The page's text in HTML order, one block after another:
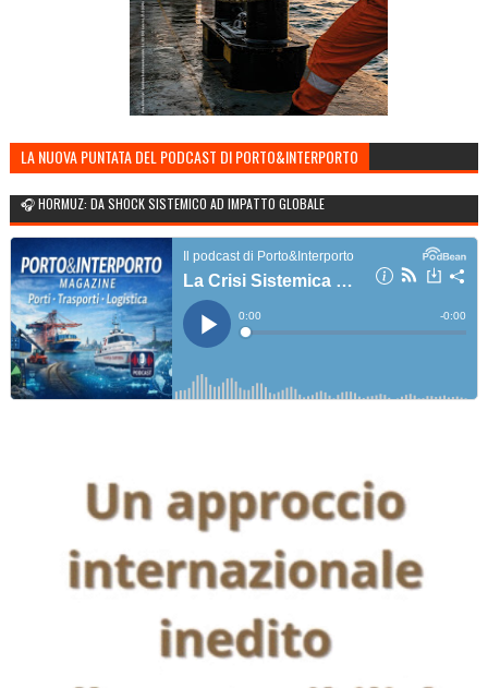
LA NUOVA PUNTATA DEL PODCAST DI PORTO&INTERPORTO
🎧 HORMUZ: DA SHOCK SISTEMICO AD IMPATTO GLOBALE